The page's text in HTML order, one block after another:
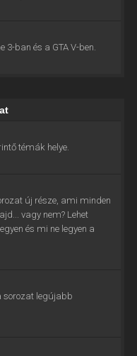
ban és a GTA V-ben.
témák helye.
új része, ami minden
vagy nem? Lehet
és mi ne legyen a
sorozat legújabb